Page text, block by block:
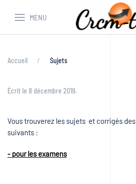
MENU
Accueil Sujets
Écrit le 8 décembre 2019.
Vous trouverez les sujets et corrigés
suivants :
- pour les examens